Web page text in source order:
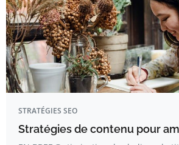
STRATÉGIES SEO
Stratégies de contenu pour